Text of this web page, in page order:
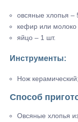
овсяные хлопья –
кефир или молоко
яйцо – 1 шт.
Инструменты:
Нож керамический;
Способ
Овсяные хлопья